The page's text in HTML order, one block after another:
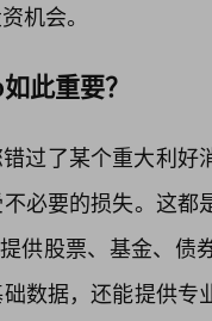
机会。
此重要？
过了某个重大利好
必要的损失。这
供股票、基金、债
数据，还能提供